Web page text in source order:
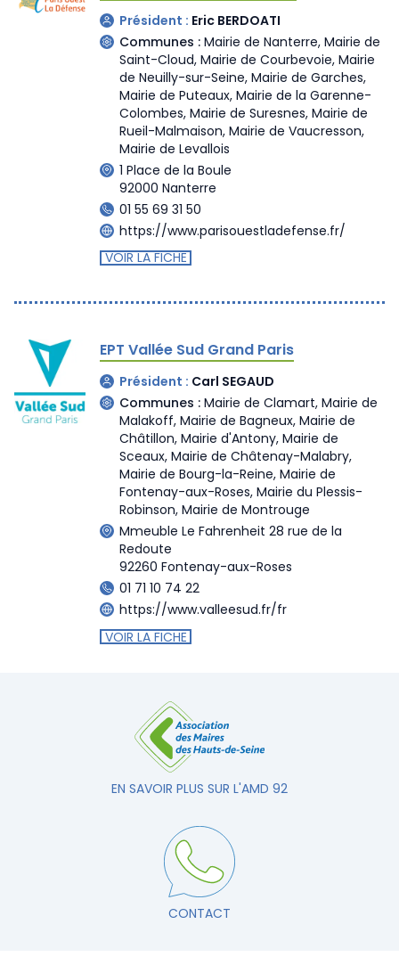
Président : Eric BERDOATI
Communes : Mairie de Nanterre, Mairie de
Saint-Cloud, Mairie de Courbevoie, Mairie
de Neuilly-sur-Seine, Mairie de Garches,
Mairie de Puteaux, Mairie de la Garenne-
Colombes, Mairie de Suresnes, Mairie de
Rueil-Malmaison, Mairie de Vaucresson,
Mairie de Levallois
1 Place de la Boule
92000 Nanterre
01 55 69 31 50
https://www.parisouestladefense.fr/
VOIR LA FICHE
EPT Vallée Sud Grand Paris
Président : Carl SEGAUD
Communes : Mairie de Clamart, Mairie de
Malakoff, Mairie de Bagneux, Mairie de
Châtillon, Mairie d'Antony, Mairie de
Sceaux, Mairie de Châtenay-Malabry,
Mairie de Bourg-la-Reine, Mairie de
Fontenay-aux-Roses, Mairie du Plessis-
Robinson, Mairie de Montrouge
Mmeuble Le Fahrenheit 28 rue de la
Redoute
92260 Fontenay-aux-Roses
01 71 10 74 22
https://www.valleesud.fr/fr
VOIR LA FICHE
EN SAVOIR PLUS SUR L'AMD 92
CONTACT